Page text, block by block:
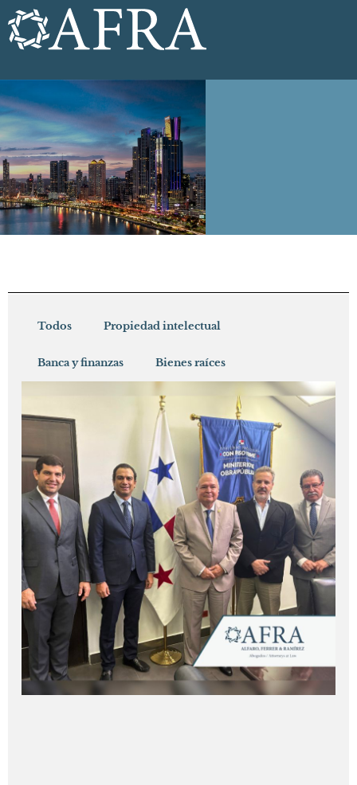
Todos Propiedad intelectual
Banca y finanzas Bienes raíces